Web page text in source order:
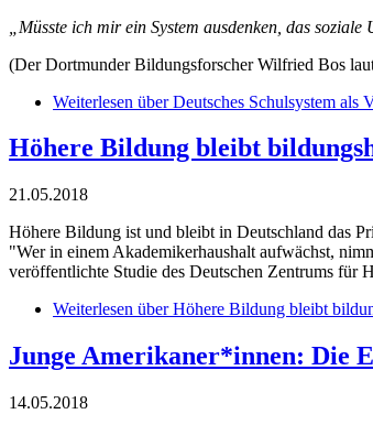
„Müsste ich mir ein System ausdenken, das
(Der Dortmunder Bildungsforscher Wilfried Bos
Weiterlesen über Deutsches Schulsystem als
Höhere Bildung bleibt
21.05.2018
Höhere Bildung ist und bleibt in Deutschland das
"Wer in einem Akademikerhaushalt aufwächst,
veröffentlichte Studie des Deutschen Zentrums für
Weiterlesen über Höhere Bildung bleibt
Junge Amerikaner*innen: Die
14.05.2018